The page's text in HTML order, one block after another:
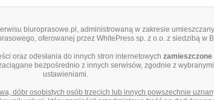
biuroprasowe.pl, administrowaną w zakresie
oferowanej przez WhitePress sp. z o.o. z siedzibą w
oraz odesłania do innych stron internetowych
bezpośrednio z innych serwisów, zgodnie z
ustawieniami.
dóbr osobistych osób trzecich lub innych powszechnie